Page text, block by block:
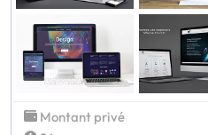
Montant privé